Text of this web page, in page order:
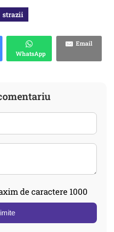
strazii
WhatsApp
Email
de caractere 1000